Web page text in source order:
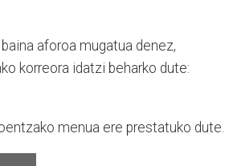
aforoa mugatua denez,
korreora idatzi beharko dute:
menua ere prestatuko dute.